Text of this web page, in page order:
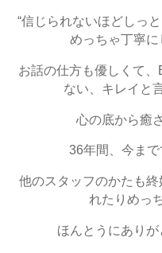
“信じられないほどしっ
めっちゃ丁寧に
お話の仕方も優しくて
ない、キレイと
心の底から癒
36年間、今まで
他のスタッフのかたも
れたりめっ
ほんとうにありが